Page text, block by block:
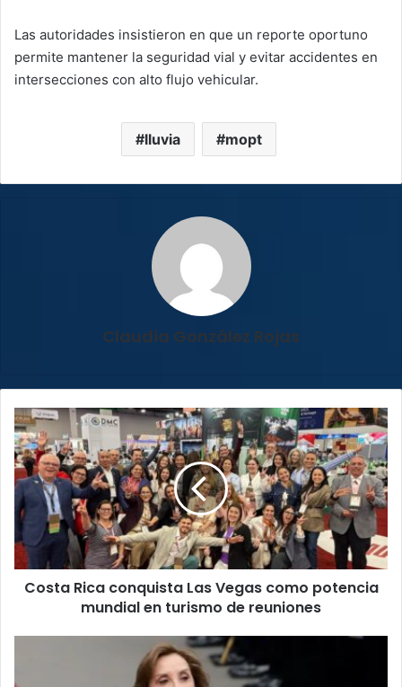
Las autoridades insistieron en que un reporte oportuno
permite mantener la seguridad vial y evitar accidentes en
intersecciones con alto flujo vehicular.
lluvia mopt
Claudia González Rojas
Costa
Rica
conquista
Las
Vegas
como
potencia
mundial
en
turismo
Costa Rica conquista Las Vegas como potencia
mundial en turismo de reuniones
Perú